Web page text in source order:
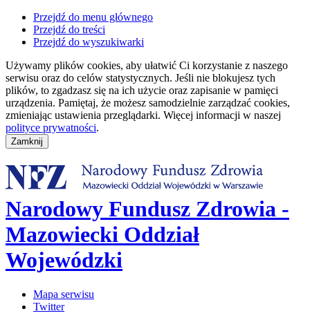
Przejdź do menu głównego
Przejdź do treści
Przejdź do wyszukiwarki
Używamy plików cookies, aby ułatwić Ci korzystanie z naszego
serwisu oraz do celów statystycznych. Jeśli nie blokujesz tych
plików, to zgadzasz się na ich użycie oraz zapisanie w pamięci
urządzenia. Pamiętaj, że możesz samodzielnie zarządzać cookies,
zmieniając ustawienia przeglądarki. Więcej informacji w naszej
polityce prywatności.
Narodowy Fundusz Zdrowia -
Mazowiecki Oddział
Wojewódzki
Mapa serwisu
Twitter